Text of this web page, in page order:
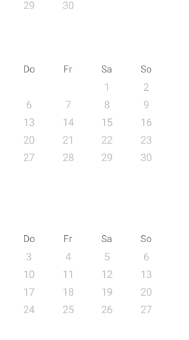
29 30
Do Fr Sa So
1
2
6 7 8
9
13 14 15
16
20 21 22
23
27 28 29
30
Do Fr Sa So
3 4 5
6
10 11 12
13
17 18 19
20
24 25 26
27